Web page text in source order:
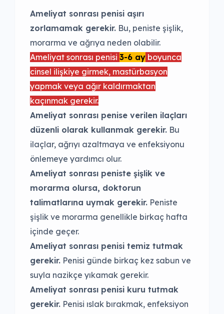
Ameliyat sonrası penisi aşırı
zorlamamak gerekir. Bu, peniste şişlik,
morarma ve ağrıya neden olabilir.
Ameliyat sonrası penisi 3-6 ay boyunca
cinsel ilişkiye girmek, mastürbasyon
yapmak veya ağır kaldırmaktan
kaçınmak gerekir.
Ameliyat sonrası penise verilen ilaçları
düzenli olarak kullanmak gerekir. Bu
ilaçlar, ağrıyı azaltmaya ve enfeksiyonu
önlemeye yardımcı olur.
Ameliyat sonrası peniste şişlik ve
morarma olursa, doktorun
talimatlarına uymak gerekir. Peniste
şişlik ve morarma genellikle birkaç hafta
içinde geçer.
Ameliyat sonrası penisi temiz tutmak
gerekir. Penisi günde birkaç kez sabun ve
suyla nazikçe yıkamak gerekir.
Ameliyat sonrası penisi kuru tutmak
gerekir. Penisi ıslak bırakmak, enfeksiyon